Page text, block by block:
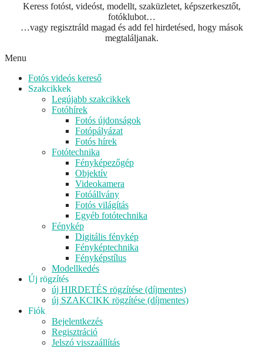
Keress fotóst, videóst, modellt, szaküzletet, képszerkesztőt,
fotóklubot…
…vagy regisztráld magad és add fel hirdetésed, hogy mások
megtaláljanak.
Menu
Fotós videós kereső
Szakcikkek
Legújabb szakcikkek
Fotóhírek
Fotós újdonságok
Fotópályázat
Fotós hírek
Fotótechnika
Fényképezőgép
Objektív
Videokamera
Fotóállvány
Fotós világítás
Egyéb fotótechnika
Fénykép
Digitális fénykép
Fényképtechnika
Fényképstílus
Modellkedés
Új rögzítés
új HIRDETÉS rögzítése (díjmentes)
új SZAKCIKK rögzítése (díjmentes)
Fiók
Bejelentkezés
Regisztráció
Jelszó visszaállítás